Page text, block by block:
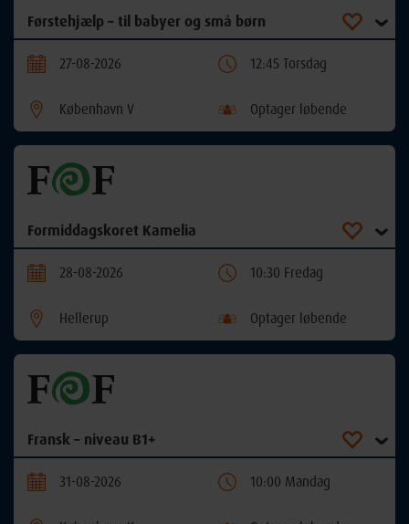
Førstehjælp – til babyer og små børn
27-08-2026 12:45 Torsdag
København V Optager løbende
Formiddagskoret Kamelia
28-08-2026 10:30 Fredag
Hellerup Optager løbende
Fransk – niveau B1+
31-08-2026 10:00 Mandag